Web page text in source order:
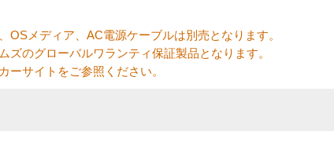
OSメディア、AC電源ケーブルは別売となります。
ズのグローバルワランティ保証製品となります。
ーサイトをご参照ください。